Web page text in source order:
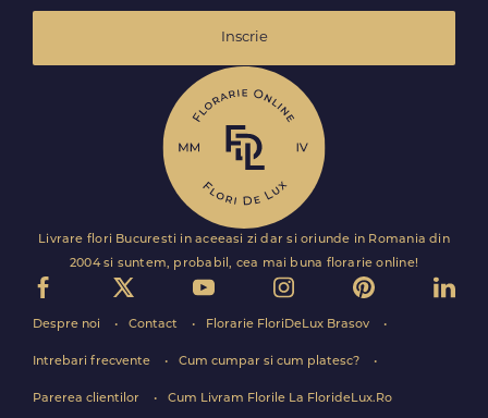
Inscrie
Livrare flori Bucuresti in aceeasi zi dar si oriunde in Romania din
2004 si suntem, probabil, cea mai buna florarie online!
Despre noi Contact Florarie FloriDeLux Brasov
Intrebari frecvente Cum cumpar si cum platesc?
Parerea clientilor Cum Livram Florile La FlorideLux.Ro